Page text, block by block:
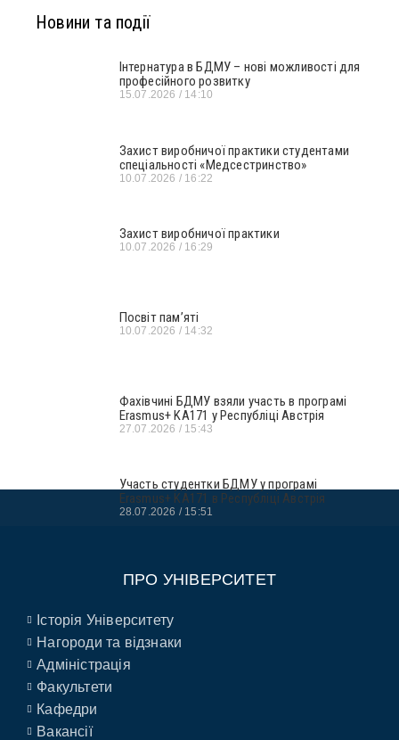
Новини та події
Інтернатура в БДМУ – нові можливості для
професійного розвитку
15.07.2026 14:10
Захист виробничої практики студентами
спеціальності «Медсестринство»
10.07.2026 16:22
Захист виробничої практики
10.07.2026 16:29
Посвіт пам’яті
10.07.2026 14:32
Фахівчині БДМУ взяли участь в програмі
Erasmus+ KA171 у Республіці Австрія
27.07.2026 15:43
Участь студентки БДМУ у програмі
Erasmus+ KA171 в Республіці Австрія
28.07.2026 15:51
ПРО УНІВЕРСИТЕТ
Історія Університету
Нагороди та відзнаки
Адміністрація
Факультети
Кафедри
Вакансії